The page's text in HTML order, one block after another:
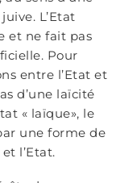
L’Etat
et ne fait pas
Pour
entre l’Etat et
d’une laïcité
« laïque», le
une forme de
l’Etat.